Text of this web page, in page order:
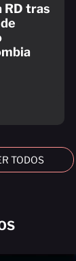
RD tras
TODOS